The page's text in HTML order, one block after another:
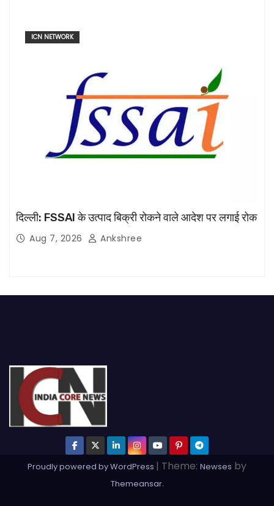
ICN NETWORK
दिल्ली: FSSAI के उत्पाद बिक्री रोकने वाले आदेश पर लगाई रोक
Aug 7, 2026 Ankshree
Proudly powered by WordPress | Theme: Newses by
Themeansar.